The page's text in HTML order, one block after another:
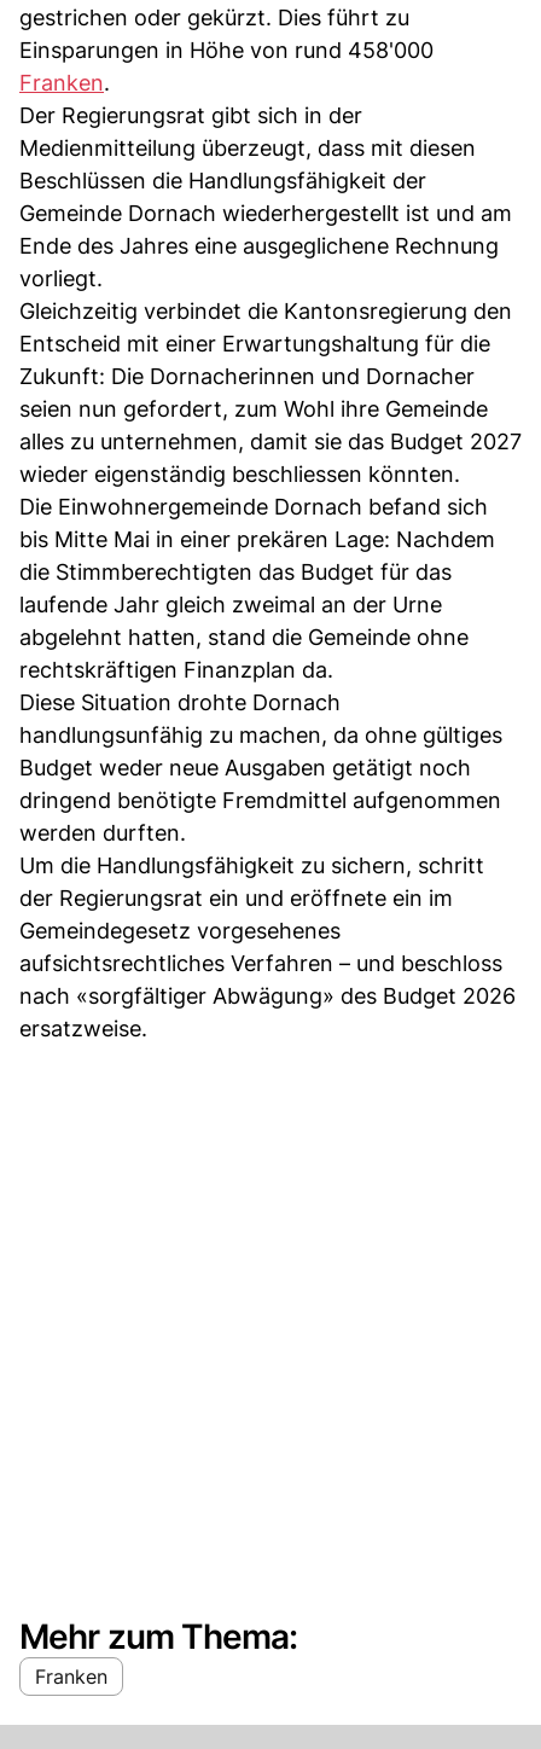
gestrichen oder gekürzt. Dies führt zu
Einsparungen in Höhe von rund 458'000
Franken.
Der Regierungsrat gibt sich in der
Medienmitteilung überzeugt, dass mit diesen
Beschlüssen die Handlungsfähigkeit der
Gemeinde Dornach wiederhergestellt ist und am
Ende des Jahres eine ausgeglichene Rechnung
vorliegt.
Gleichzeitig verbindet die Kantonsregierung den
Entscheid mit einer Erwartungshaltung für die
Zukunft: Die Dornacherinnen und Dornacher
seien nun gefordert, zum Wohl ihre Gemeinde
alles zu unternehmen, damit sie das Budget 2027
wieder eigenständig beschliessen könnten.
Die Einwohnergemeinde Dornach befand sich
bis Mitte Mai in einer prekären Lage: Nachdem
die Stimmberechtigten das Budget für das
laufende Jahr gleich zweimal an der Urne
abgelehnt hatten, stand die Gemeinde ohne
rechtskräftigen Finanzplan da.
Diese Situation drohte Dornach
handlungsunfähig zu machen, da ohne gültiges
Budget weder neue Ausgaben getätigt noch
dringend benötigte Fremdmittel aufgenommen
werden durften.
Um die Handlungsfähigkeit zu sichern, schritt
der Regierungsrat ein und eröffnete ein im
Gemeindegesetz vorgesehenes
aufsichtsrechtliches Verfahren – und beschloss
nach «sorgfältiger Abwägung» des Budget 2026
ersatzweise.
Mehr zum Thema:
Franken